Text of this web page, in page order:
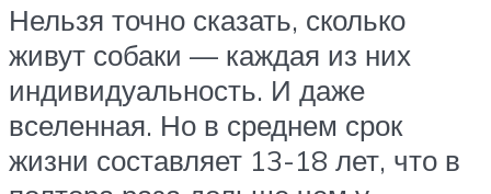
Нельзя точно сказать, сколько
живут собаки — каждая из них
индивидуальность. И даже
вселенная. Но в среднем срок
жизни составляет 13-18 лет, что в